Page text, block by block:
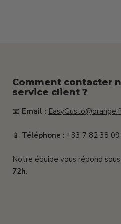
Comment contacter
service client ?
📧 Email :
📱 Téléphone : +33 7 82 38
Notre équipe vous répond sous
72h.